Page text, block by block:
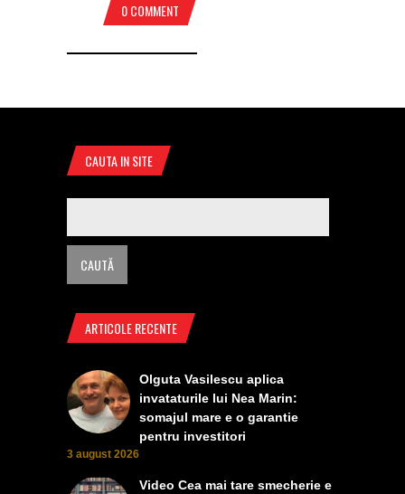
0 COMMENT
CAUTA IN SITE
ARTICOLE RECENTE
Olguta Vasilescu aplica
invataturile lui Nea Marin:
somajul mare e o garantie
pentru investitori
3 august 2026
Video Cea mai tare smecherie e